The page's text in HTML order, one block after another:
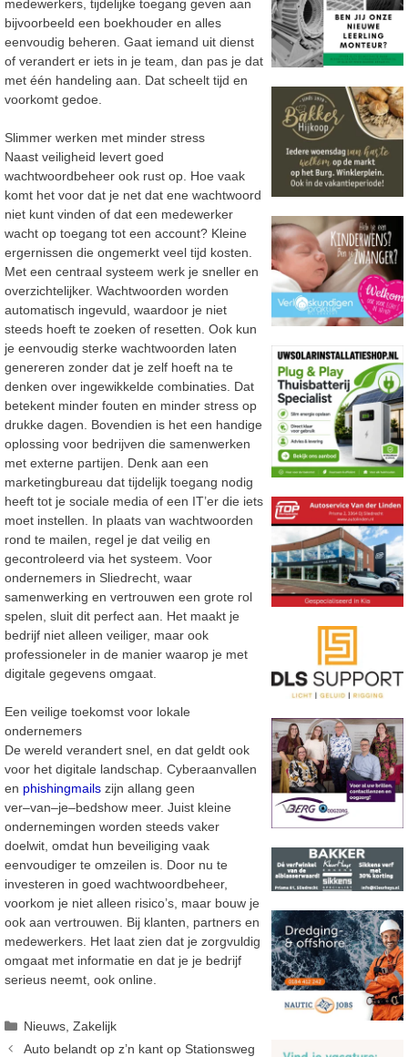
medewerkers, tijdelijke toegang geven aan
bijvoorbeeld een boekhouder en alles
eenvoudig beheren. Gaat iemand uit dienst
of verandert er iets in je team, dan pas je dat
met één handeling aan. Dat scheelt tijd en
voorkomt gedoe.
Slimmer werken met minder stress
Naast veiligheid levert goed
wachtwoordbeheer ook rust op. Hoe vaak
komt het voor dat je net dat ene wachtwoord
niet kunt vinden of dat een medewerker
wacht op toegang tot een account? Kleine
ergernissen die ongemerkt veel tijd kosten.
Met een centraal systeem werk je sneller en
overzichtelijker. Wachtwoorden worden
automatisch ingevuld, waardoor je niet
steeds hoeft te zoeken of resetten. Ook kun
je eenvoudig sterke wachtwoorden laten
genereren zonder dat je zelf hoeft na te
denken over ingewikkelde combinaties. Dat
betekent minder fouten en minder stress op
drukke dagen. Bovendien is het een handige
oplossing voor bedrijven die samenwerken
met externe partijen. Denk aan een
marketingbureau dat tijdelijk toegang nodig
heeft tot je sociale media of een IT’er die iets
moet instellen. In plaats van wachtwoorden
rond te mailen,
regel je dat veilig en
gecontroleerd via het systeem. Voor
ondernemers in Sliedrecht, waar
samenwerking en vertrouwen een grote rol
spelen, sluit dit perfect aan. Het maakt je
bedrijf niet alleen veiliger, maar ook
professioneler in de manier waarop je met
digitale gegevens omgaat.
Een veilige toekomst voor lokale
ondernemers
De wereld verandert snel, en dat geldt ook
voor het digitale landschap. Cyberaanvallen
en phishingmails zijn allang geen
ver–van–je–bedshow meer. Juist kleine
ondernemingen worden steeds vaker
doelwit, omdat hun beveiliging vaak
eenvoudiger te omzeilen is. Door nu te
investeren in goed wachtwoordbeheer,
voorkom je niet alleen risico’s, maar bouw je
ook aan vertrouwen. Bij klanten, partners en
medewerkers. Het laat zien dat je zorgvuldig
omgaat met informatie en dat je je bedrijf
serieus neemt, ook online.
Categorieën
Nieuws ,Zakelijk
Auto belandt op z’n kant op Stationsweg